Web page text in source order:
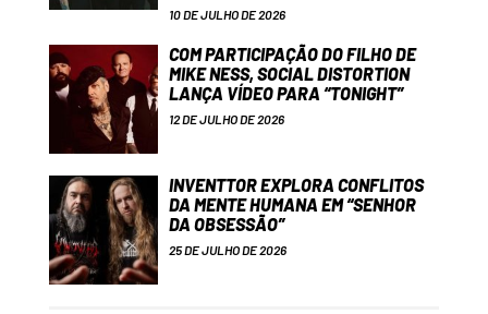
10 DE JULHO DE 2026
COM PARTICIPAÇÃO DO FILHO DE
MIKE NESS, SOCIAL DISTORTION
LANÇA VÍDEO PARA “TONIGHT”
12 DE JULHO DE 2026
INVENTTOR EXPLORA CONFLITOS
DA MENTE HUMANA EM “SENHOR
DA OBSESSÃO”
25 DE JULHO DE 2026